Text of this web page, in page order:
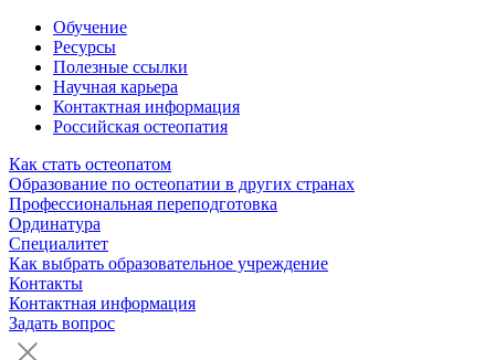
Обучение
Ресурсы
Полезные ссылки
Научная карьера
Контактная информация
Российская остеопатия
Как стать остеопатом
Образование по остеопатии в других странах
Профессиональная переподготовка
Ординатура
Специалитет
Как выбрать образовательное учреждение
Контакты
Контактная информация
Задать вопрос